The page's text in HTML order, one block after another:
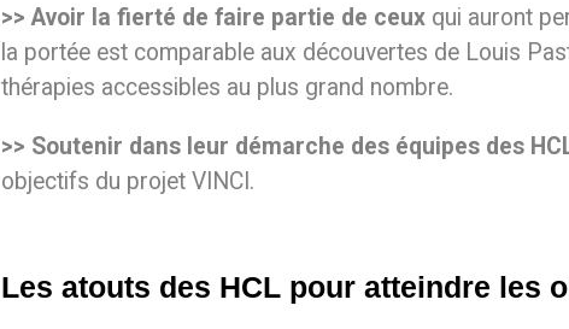
>> Avoir la fierté de faire partie de ceux qui auront
la portée est comparable aux découvertes de Louis
thérapies accessibles au plus grand nombre.
>> Soutenir dans leur démarche des équipes des
objectifs du projet VINCI.
Les atouts des HCL pour atteindre les